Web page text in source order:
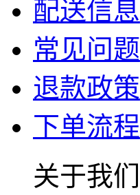
配送信息
常见问题
退款政策
下单流程
关于我们